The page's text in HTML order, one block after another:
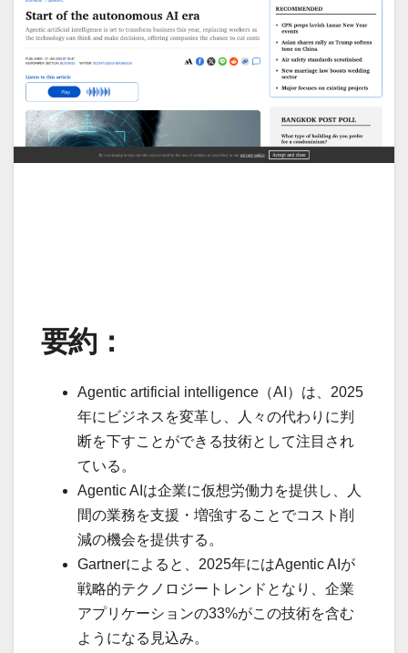
要約：
Agentic artificial intelligence（AI）は、2025
年にビジネスを変革し、人々の代わりに判
断を下すことができる技術として注目され
ている。
Agentic AIは企業に仮想労働力を提供し、人
間の業務を支援・増強することでコスト削
減の機会を提供する。
Gartnerによると、2025年にはAgentic AIが
戦略的テクノロジートレンドとなり、企業
アプリケーションの33%がこの技術を含む
ようになる見込み。